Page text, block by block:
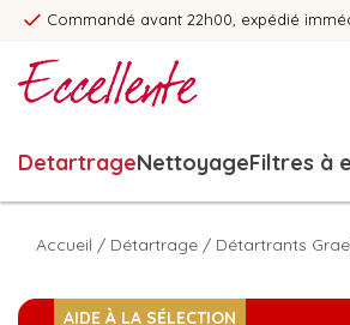
Commandé avant 22h00, expédié
DetartrageNettoyageFiltres à
Accueil / Détartrage / Détartrants
AIDE À LA SÉLECTION